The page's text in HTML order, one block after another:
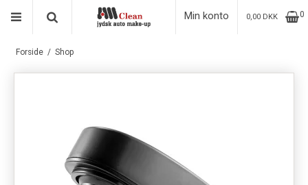
Min konto 0,00 DKK 0
Forside / Shop